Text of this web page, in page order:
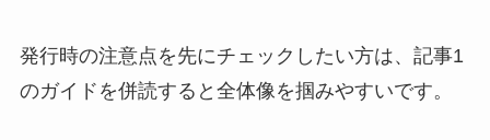
発行時の注意点を先にチェックしたい方は、記事1
のガイドを併読すると全体像を掴みやすいです。